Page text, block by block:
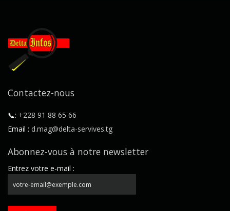
Contactez-nous
📞: +228 91 88 65 66
Email : d.mag@delta-servives.tg
Abonnez-vous à notre newsletter
Entrez votre e-mail :